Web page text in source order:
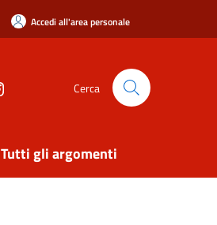
Accedi all'area personale
Cerca
Tutti gli argomenti